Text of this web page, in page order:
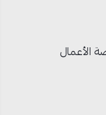
الأعمال